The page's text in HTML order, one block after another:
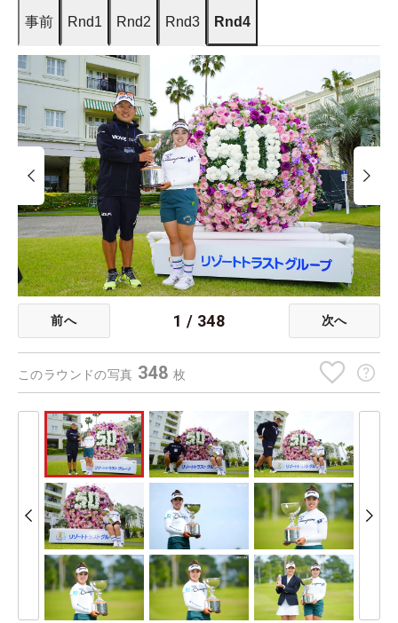
事前 Rnd1 Rnd2 Rnd3 Rnd4
前へ 1 / 348 次へ
このラウンドの写真 348 枚